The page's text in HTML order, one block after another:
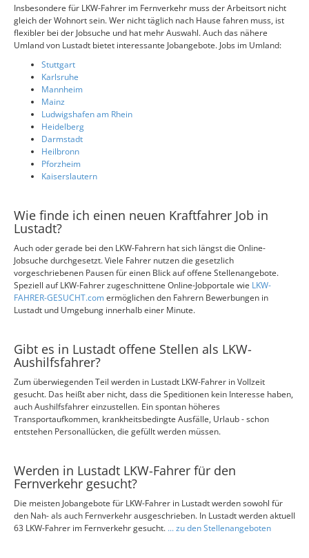
Insbesondere für LKW-Fahrer im Fernverkehr muss der Arbeitsort nicht
gleich der Wohnort sein. Wer nicht täglich nach Hause fahren muss, ist
flexibler bei der Jobsuche und hat mehr Auswahl. Auch das nähere
Umland von Lustadt bietet interessante Jobangebote. Jobs im Umland:
Stuttgart
Karlsruhe
Mannheim
Mainz
Ludwigshafen am Rhein
Heidelberg
Darmstadt
Heilbronn
Pforzheim
Kaiserslautern
Wie finde ich einen neuen Kraftfahrer Job in
Lustadt?
Auch oder gerade bei den LKW-Fahrern hat sich längst die Online-
Jobsuche durchgesetzt. Viele Fahrer nutzen die gesetzlich
vorgeschriebenen Pausen für einen Blick auf offene Stellenangebote.
Speziell auf LKW-Fahrer zugeschnittene Online-Jobportale wie LKW-
FAHRER-GESUCHT.comermöglichen den Fahrern Bewerbungen in
Lustadt und Umgebung innerhalb einer Minute.
Gibt es in Lustadt offene Stellen als LKW-
Aushilfsfahrer?
Zum überwiegenden Teil werden in Lustadt LKW-Fahrer in Vollzeit
gesucht. Das heißt aber nicht, dass die Speditionen kein Interesse haben,
auch Aushilfsfahrer einzustellen. Ein spontan höheres
Transportaufkommen, krankheitsbedingte Ausfälle, Urlaub - schon
entstehen Personallücken, die gefüllt werden müssen.
Werden in Lustadt LKW-Fahrer für den
Fernverkehr gesucht?
Die meisten Jobangebote für LKW-Fahrer in Lustadt werden sowohl für
den Nah- als auch Fernverkehr ausgeschrieben. In Lustadt werden aktuell
63 LKW-Fahrer im Fernverkehr gesucht. ... zu den Stellenangeboten